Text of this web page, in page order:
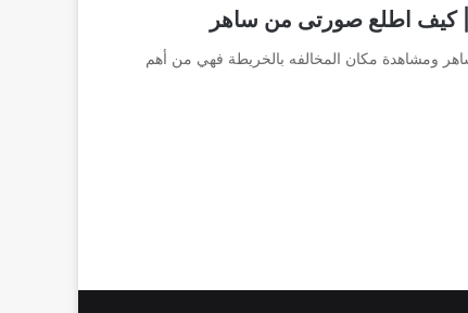
ومشاهدة مكان المخالفه بالخريطة فهي من أهم